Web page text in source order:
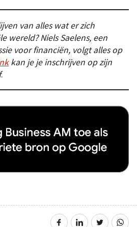
van alles wat er zich
wereld? Niels Saelens, een
voor financiën, volgt alles op
kan je je inschrijven op zijn
.